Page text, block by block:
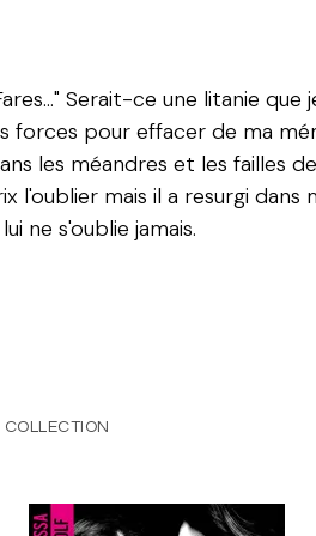
Serait-ce une litanie
forces pour effacer de ma
les méandres et les failles
l'oublier mais il a resurgi
ne s'oublie jamais.
COLLECTION